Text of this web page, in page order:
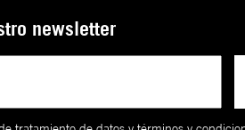
newsletter